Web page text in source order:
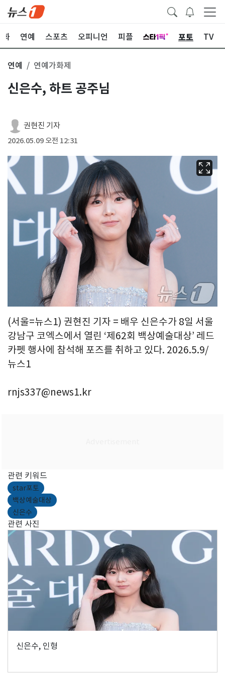
화 연예 스포츠 오피니언 피플 포토 TV
연예 연예가화제
신은수, 하트 공주님
권현진 기자
2026.05.09 오전 12:31
(서울=뉴스1) 권현진 기자 = 배우 신은수가 8일 서울
강남구 코엑스에서 열린 ‘제62회 백상예술대상’ 레드
카펫 행사에 참석해 포즈를 취하고 있다. 2026.5.9/
뉴스1
rnjs337@news1.kr
관련 키워드
star포토
백상예술대상
신은수
관련 사진
신은수, 인형